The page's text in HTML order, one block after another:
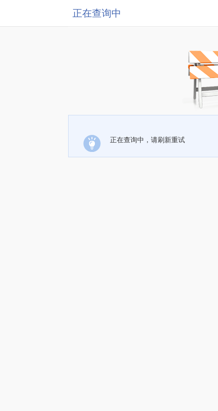
正在查询中
正在查询中，请刷新重试